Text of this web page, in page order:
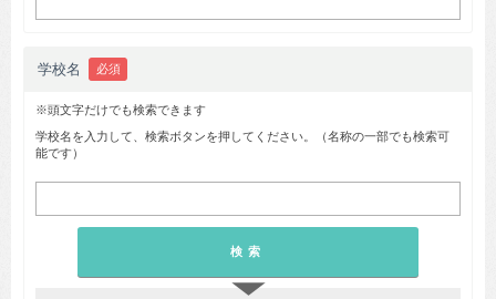
学校名 必須
※頭文字だけでも検索できます
学校名を入力して、検索ボタンを押してください。（名称の一部でも検索可
能です）